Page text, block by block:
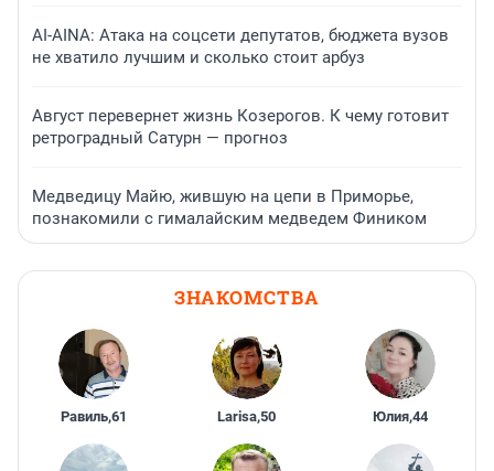
AI-AINA: Атака на соцсети депутатов, бюджета вузов
не хватило лучшим и сколько стоит арбуз
Август перевернет жизнь Козерогов. К чему готовит
ретроградный Сатурн — прогноз
Медведицу Майю, жившую на цепи в Приморье,
познакомили с гималайским медведем Фиником
ЗНАКОМСТВА
Равиль,61 Larisa,50 Юлия,44